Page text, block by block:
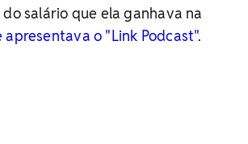
salário que ela ganhava na
apresentava o "Link Podcast".